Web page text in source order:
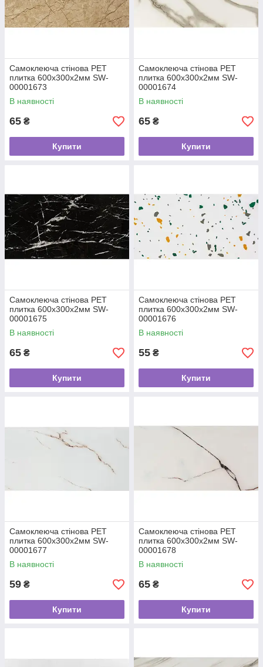
Самоклеюча стінова PET
плитка 600х300х2мм SW-
00001673
В наявності
65 ₴
Купити
Самоклеюча стінова PET
плитка 600х300х2мм SW-
00001674
В наявності
65 ₴
Купити
Самоклеюча стінова PET
плитка 600х300х2мм SW-
00001675
В наявності
65 ₴
Купити
Самоклеюча стінова PET
плитка 600х300х2мм SW-
00001676
В наявності
55 ₴
Купити
Самоклеюча стінова PET
плитка 600х300х2мм SW-
00001677
В наявності
59 ₴
Купити
Самоклеюча стінова PET
плитка 600х300х2мм SW-
00001678
В наявності
65 ₴
Купити